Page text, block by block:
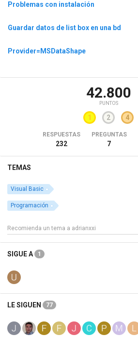
Problemas con instalación
Guardar datos de list box en una bd
Provider=MSDataShape
42.800
PUNTOS
1 2 4
RESPUESTAS
232
PREGUNTAS
7
TEMAS
Visual Basic
Programación
SIGUE A 1
LE SIGUEN 77